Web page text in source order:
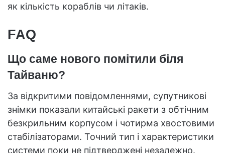
як кількість кораблів чи літаків.
FAQ
Що саме нового помітили біля
Тайваню?
За відкритими повідомленнями, супутникові
знімки показали китайські ракети з обтічним
безкрильним корпусом і чотирма хвостовими
стабілізаторами. Точний тип і характеристики
системи поки не підтверджені незалежно.